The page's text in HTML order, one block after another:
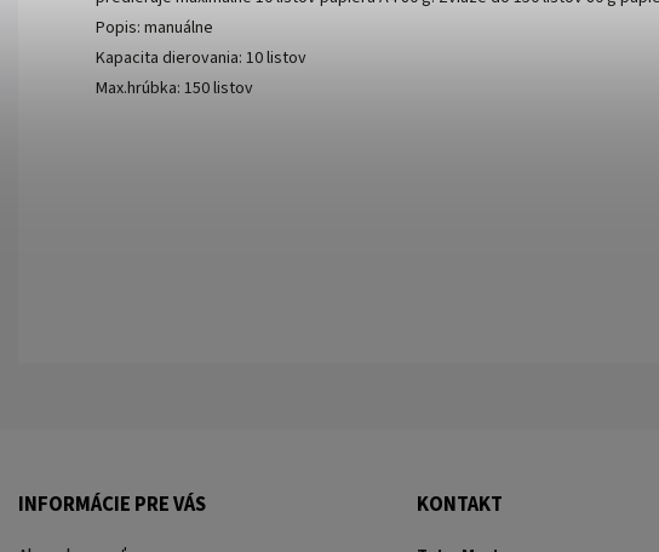
Popis: manuálne
Kapacita dierovania: 10 listov
Max.hrúbka: 150 listov
INFORMÁCIE PRE VÁS KONTAKT